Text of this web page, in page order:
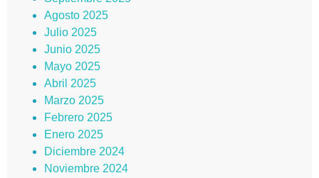
Agosto 2025
Julio 2025
Junio 2025
Mayo 2025
Abril 2025
Marzo 2025
Febrero 2025
Enero 2025
Diciembre 2024
Noviembre 2024